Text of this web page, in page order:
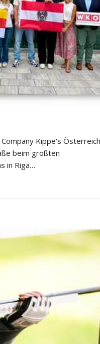
Kippe's Österreich
beim größten
in Riga…